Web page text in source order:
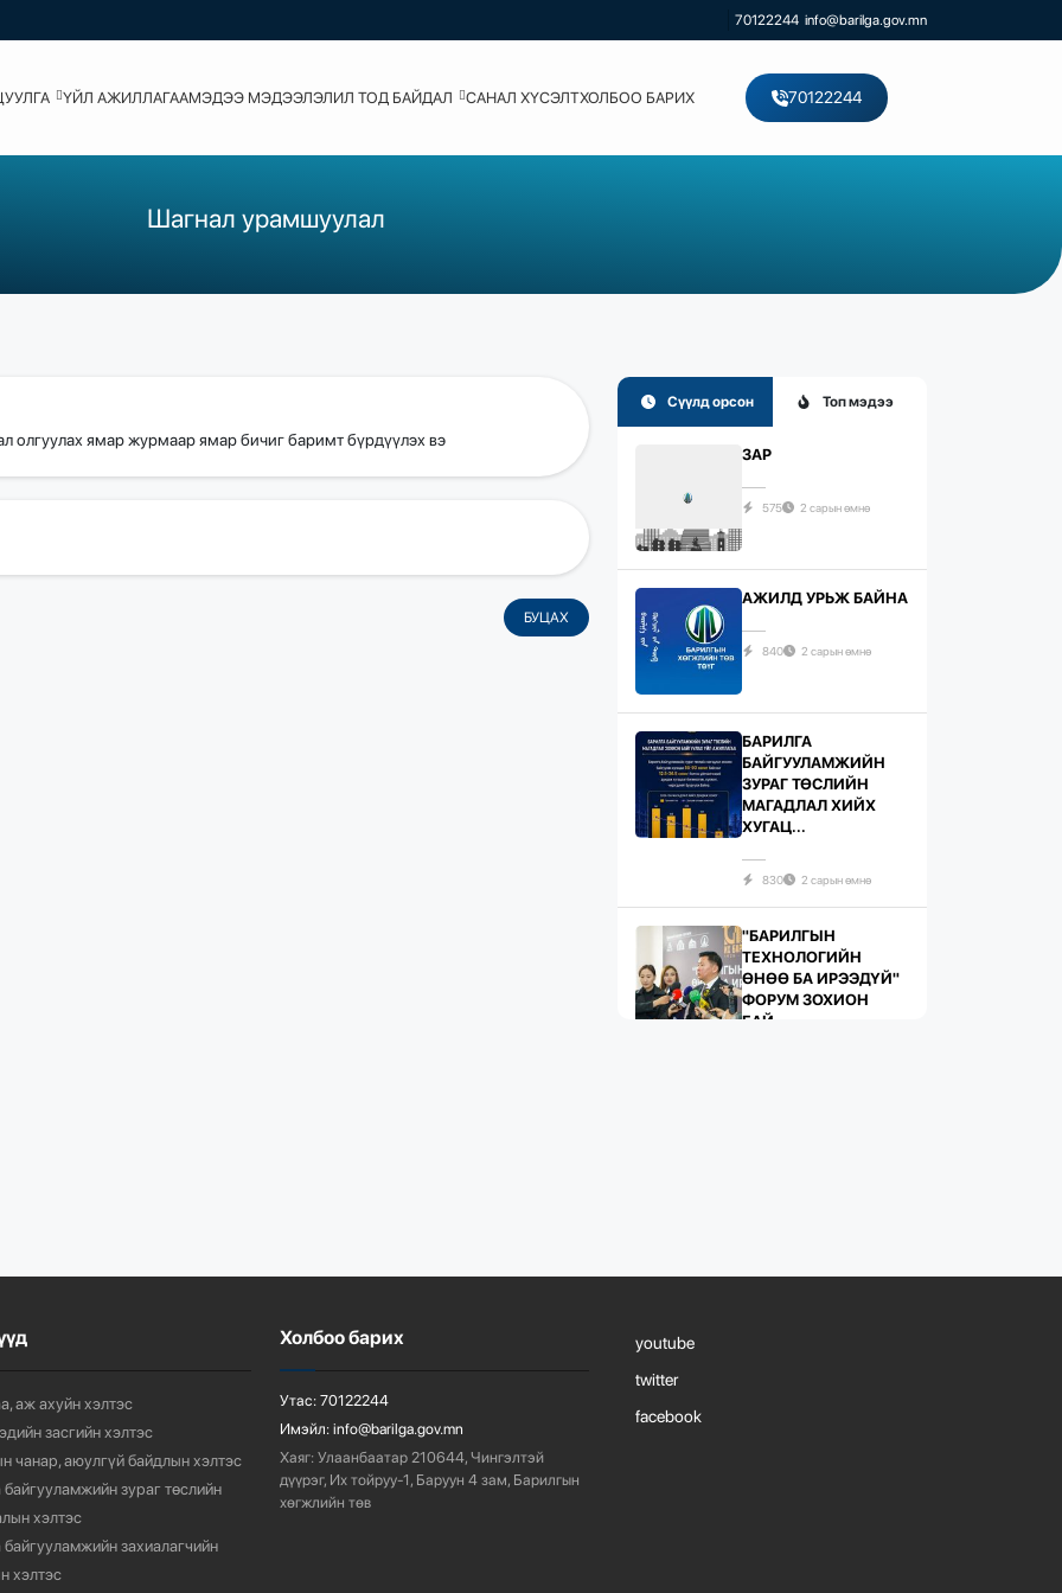
70122244 info@barilga.gov.mn
ҮЙЛ АЖИЛЛАГААМЭДЭЭ МЭДЭЭЛЭЛИЛ ТОД БАЙДАЛ САНАЛ ХҮСЭЛТХОЛБОО БАРИХ 70122244
Шагнал урамшуулал
олгуулах ямар журмаар ямар бичиг баримт бүрдүүлэх вэ
БУЦАХ
Сүүлд орсон Топ мэдээ
ЗАР
575 2 сарын өмнө
АЖИЛД УРЬЖ БАЙНА
840 2 сарын өмнө
БАРИЛГА
БАЙГУУЛАМЖИЙН
ЗУРАГ ТӨСЛИЙН
МАГАДЛАЛ ХИЙХ
ХУГАЦ...
830 2 сарын өмнө
"БАРИЛГЫН
ТЕХНОЛОГИЙН
ӨНӨӨ БА ИРЭЭДҮЙ"
ФОРУМ ЗОХИОН
БАЙ...
аж ахуйн хэлтэс
засгийн хэлтэс
чанар, аюулгүй байдлын хэлтэс
байгууламжийн зураг төслийн
хэлтэс
байгууламжийн захиалагчийн
хэлтэс
Холбоо барих
Утас: 70122244
Имэйл: info@barilga.gov.mn
Хаяг: Улаанбаатар 210644, Чингэлтэй
дүүрэг, Их тойруу-1, Баруун 4 зам, Барилгын
хөгжлийн төв
youtube
twitter
facebook